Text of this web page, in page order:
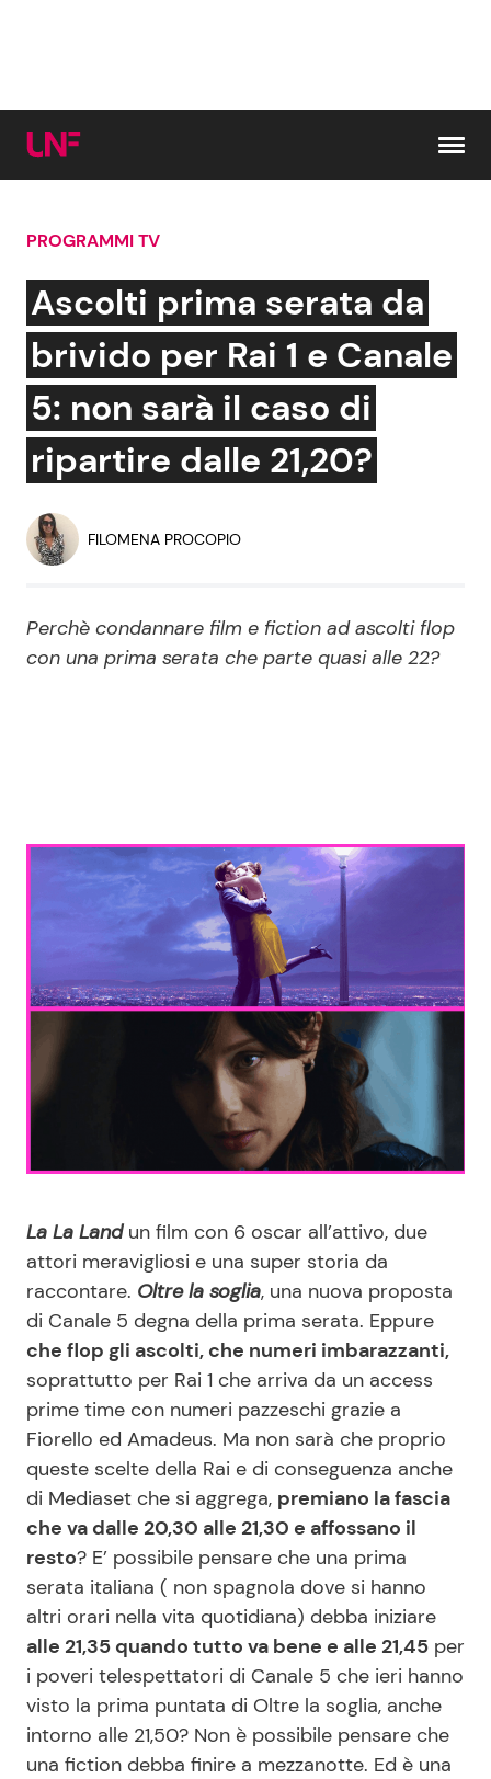
Cerca:
News e Cronaca
Attualità Italiana
Dal Mondo
Economia
Persone Scomparse
Politica
Gossip e TV
Bellezze VIP
Coppie VIP
Reality e Talent
News Musica
News Spettacolo
News benessere
Salute
Viaggi e Turismo
Festività
Cucina e Ricette
Consigli di Cucina
Dolci
Primi Piatti
Ricette Facili e Veloci
Ricette Feste
Ricette per Bambini
Seguici
Info
Chi siamo
Disclaimer e Privacy
PROGRAMMI TV
Ascolti prima serata da
brivido per Rai 1 e Canale
5: non sarà il caso di
ripartire dalle 21,20?
FILOMENA PROCOPIO
Perchè condannare film e fiction ad ascolti flop
con una prima serata che parte quasi alle 22?
La La Landun film con 6 oscar all’attivo, due
attori meravigliosi e una super storia da
raccontare. Oltre la soglia, una nuova proposta
di Canale 5 degna della prima serata. Eppure
che flop gli ascolti, che numeri imbarazzanti,
soprattutto per Rai 1 che arriva da un access
prime time con numeri pazzeschi grazie a
Fiorello ed Amadeus. Ma non sarà che proprio
queste scelte della Rai e di conseguenza anche
di Mediaset che si aggrega, premiano la fascia
che va dalle 20,30 alle 21,30 e affossano il
resto? E’ possibile pensare che una prima
serata italiana ( non spagnola dove si hanno
altri orari nella vita quotidiana) debba iniziare
alle 21,35 quando tutto va bene e alle 21,45 per
i poveri telespettatori di Canale 5 che ieri hanno
visto la prima puntata di Oltre la soglia, anche
intorno alle 21,50? Non è possibile pensare che
una fiction debba finire a mezzanotte. Ed è una